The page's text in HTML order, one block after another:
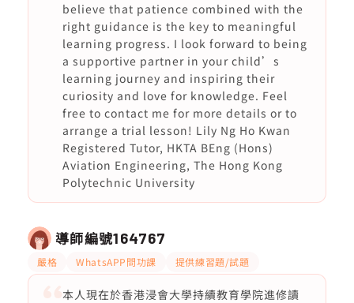
believe that patience combined with the
right guidance is the key to meaningful
learning progress. I look forward to being
a supportive partner in your child’s
learning journey and inspiring their
curiosity and love for knowledge. Feel
free to contact me for more details or to
arrange a trial lesson! Lily Ng Ho Kwan
Registered Tutor, HKTA BEng (Hons)
Aviation Engineering, The Hong Kong
Polytechnic University
導師編號164767
嚴格 WhatsAPP問功課 提供練習題/試題
本人現在於香港浸會大學持續教育學院進修讀